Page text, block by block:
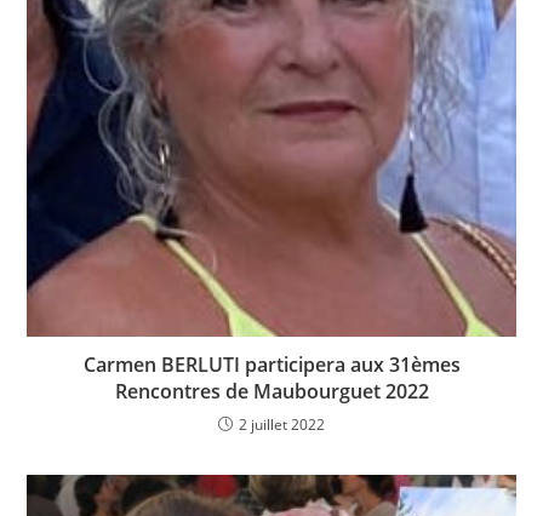
Carmen BERLUTI participera aux 31èmes
Rencontres de Maubourguet 2022
2 juillet 2022